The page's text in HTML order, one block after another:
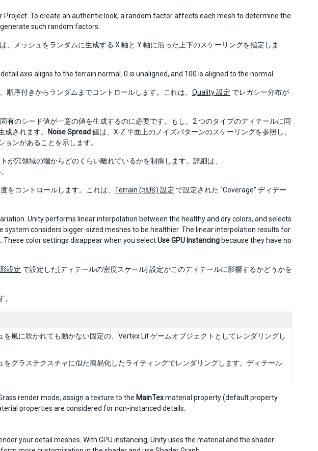
Project. To create an authentic look, a random factor affects each mesh to determine the
such random factors.
、メッシュをランダムに生成する X 軸と Y 軸に沿った上下のスケーリングを指定しま
axis aligns to the terrain normal. 0 is unaligned, and 100 is aligned to the normal.
順序付きからランダムまでコントロールします。これは、 Quality 設定 でレガシー分布が
有のシード値が一意の値を生成するのに必要です。もし、2 つのタイプのディテールに同
されます。
Noise Spread値は、X-Z 平面上のノイズパターンのスケーリングを参照し、
ンがあることを示します。
が穴領域の端からどのくらい離れているかを制御します。詳細は、
をコントロールします。これは、 Terrain (地形) 設定 で設定された “Coverage” ディテー
Unity performs linear interpolation between the healthy and dry colors, and selects
system considers bigger-sized meshes to be healthier. The linear interpolation results for
These color settings disappear when you selectUse GPU Instancing because they have no
設定 で設定した[ディテールの密度スケール] 設定がこのディテールに影響するかどうかを
。
を風に吹かれても動かない固定の、Vertex Lit ゲームオブジェクトとしてレンダリングし
をグラステクスチャに似た簡易化したライティングでレンダリングします。ディテール
render mode, assign a texture to the MainTexmaterial property (default property
properties are considered for non-instanced details.
your detail meshes. With GPU instancing, Unity uses the material and the shader